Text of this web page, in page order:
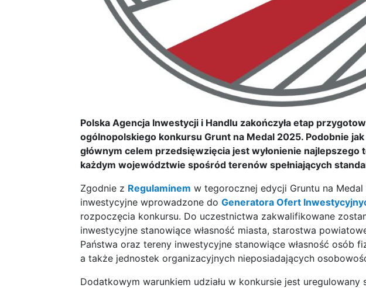
Polska Agencja Inwestycji i Handlu zakończyła etap
ogólnopolskiego konkursu Grunt na Medal 2025. Podobnie
głównym celem przedsięwzięcia jest wyłonienie
każdym województwie spośród terenów spełniających
Zgodnie z Regulaminem w tegorocznej edycji Gruntu na Medal
inwestycyjne wprowadzone do Generatora Ofert
rozpoczęcia konkursu. Do uczestnictwa zakwalifikowane
inwestycyjne stanowiące własność miasta, starostwa
Państwa oraz tereny inwestycyjne stanowiące własność osób
a także jednostek organizacyjnych nieposiadających
Dodatkowym warunkiem udziału w konkursie jest uregulowany